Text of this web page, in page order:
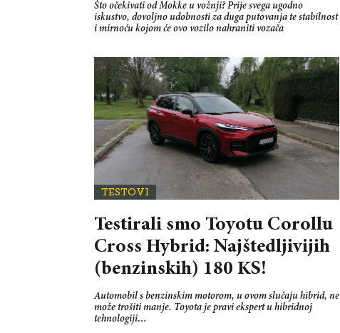
Što očekivati od Mokke u vožnji? Prije svega ugodno
iskustvo, dovoljno udobnosti za duga putovanja te stabilnost
i mirnoću kojom će ovo vozilo nahraniti vozača
TESTOVI
Testirali smo Toyotu Corollu
Cross Hybrid: Najštedljivijih
(benzinskih) 180 KS!
Automobil s benzinskim motorom, u ovom slučaju hibrid, ne
može trošiti manje. Toyota je pravi ekspert u hibridnoj
tehnologiji…